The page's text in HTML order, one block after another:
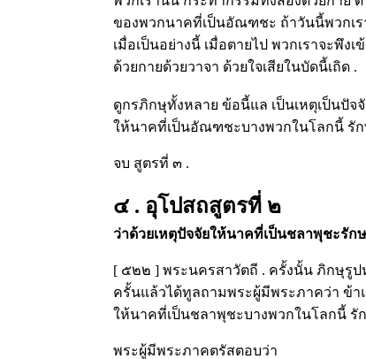
ของพวกนาคที่เป็นอัณฑชะ ถ้าวันนี้พวกเร
เมื่อเป็นอย่างนี้ เมื่อตายไป พวกเราจะพึ
ด้วยกายด้วยวาจา ด้วยใจเสียในบัดนี้เถิด .
ดูกรภิกษุทั้งหลาย ข้อนี้แล เป็นเหตุเป็นปัจจั
ให้นาคที่เป็นอัณฑชะบางพวกในโลกนี้ รัก
จบ สูตรที่ ๓ .
๔ . อุโปสถสูตรที่ ๒
ว่าด้วยเหตุปัจจัยให้นาคที่เป็นชลาพุชะรัก
[ ๕๒๒ ] พระนครสาวัตถี . ครั้งนั้น ภิกษุรูป
ครั้นแล้วได้ทูลถามพระผู้มีพระภาคว่า ข้า
ให้นาคที่เป็นชลาพุชะบางพวกในโลกนี้ รั
พระผู้มีพระภาคตรัสตอบว่า